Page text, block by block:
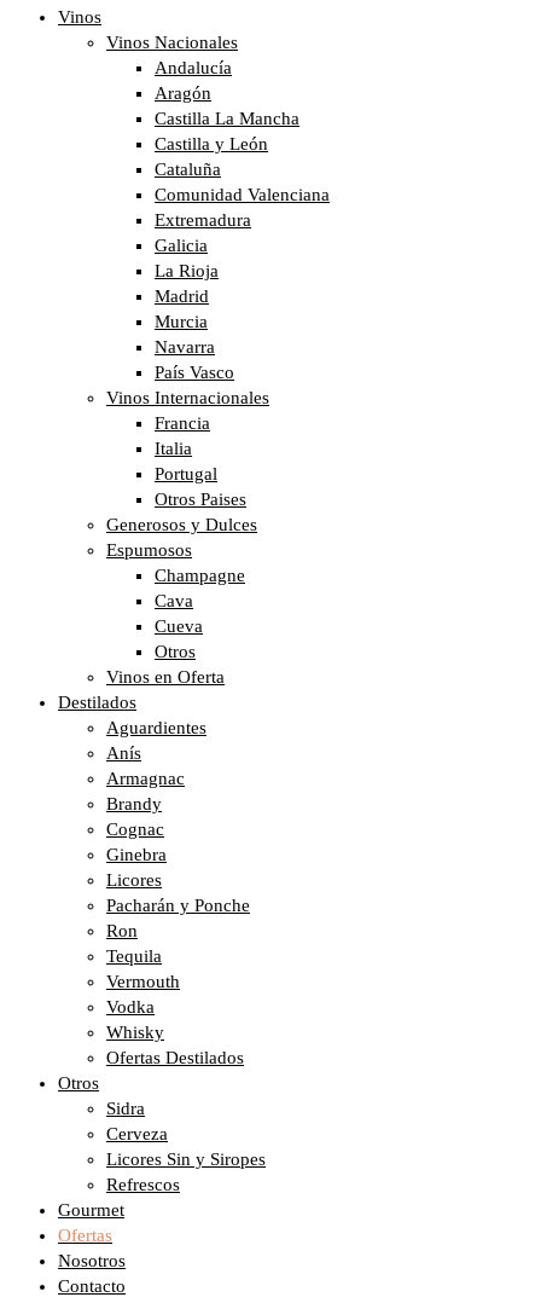
Vinos
Vinos Nacionales
Andalucía
Aragón
Castilla La Mancha
Castilla y León
Cataluña
Comunidad Valenciana
Extremadura
Galicia
La Rioja
Madrid
Murcia
Navarra
País Vasco
Vinos Internacionales
Francia
Italia
Portugal
Otros Paises
Generosos y Dulces
Espumosos
Champagne
Cava
Cueva
Otros
Vinos en Oferta
Destilados
Aguardientes
Anís
Armagnac
Brandy
Cognac
Ginebra
Licores
Pacharán y Ponche
Ron
Tequila
Vermouth
Vodka
Whisky
Ofertas Destilados
Otros
Sidra
Cerveza
Licores Sin y Siropes
Refrescos
Gourmet
Ofertas
Nosotros
Contacto